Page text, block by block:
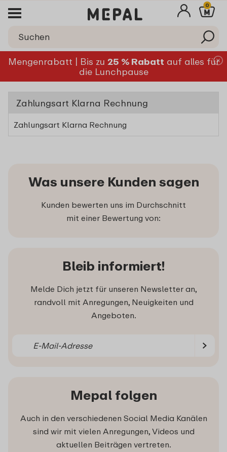
0
Mengenrabatt | Bis zu 25 % Rabatt auf alles für
die Lunchpause
Zahlungsart Klarna Rechnung
Zahlungsart Klarna Rechnung
Was unsere Kunden sagen
Kunden bewerten uns im Durchschnitt
mit einer Bewertung von:
Bleib informiert!
Melde Dich jetzt für unseren Newsletter an,
randvoll mit Anregungen, Neuigkeiten und
Angeboten.
Mepal folgen
Auch in den verschiedenen Social Media Kanälen
sind wir mit vielen Anregungen, Videos und
aktuellen Beiträgen vertreten.